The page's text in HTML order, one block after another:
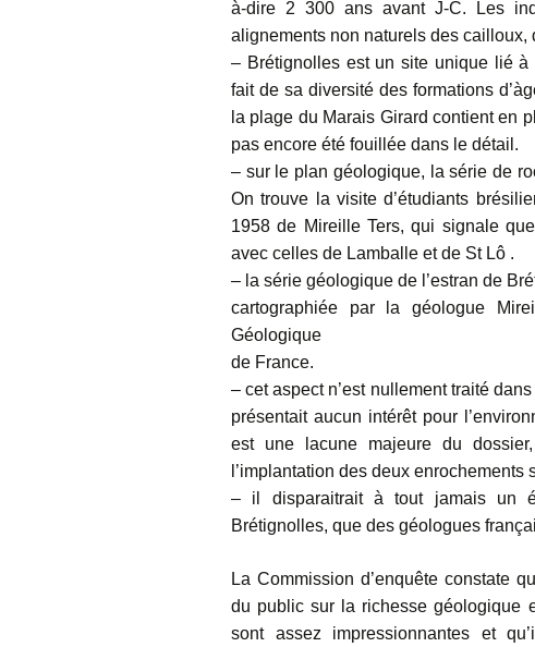
à-dire 2 300 ans avant J-C. Les
alignements non naturels des cailloux,
– Brétignolles est un site unique lié
fait de sa diversité des formations
la plage du Marais Girard contient en
pas encore été fouillée dans le détail.
– sur le plan géologique, la série de
On trouve la visite d’étudiants
1958 de Mireille Ters, qui signale
avec celles de Lamballe et de St Lô .
– la série géologique de l’estran de
cartographiée par la géologue
Géologique
de France.
– cet aspect n’est nullement traité
présentait aucun intérêt pour
est une lacune majeure du
l’implantation des deux enrochements
– il disparaitrait à tout jamais un
Brétignolles, que des géologues
La Commission d’enquête constate
du public sur la richesse géologique
sont assez impressionnantes et